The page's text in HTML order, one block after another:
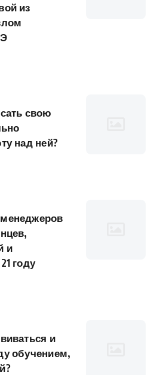
из
свою
над ней?
и
году
и
обучением,